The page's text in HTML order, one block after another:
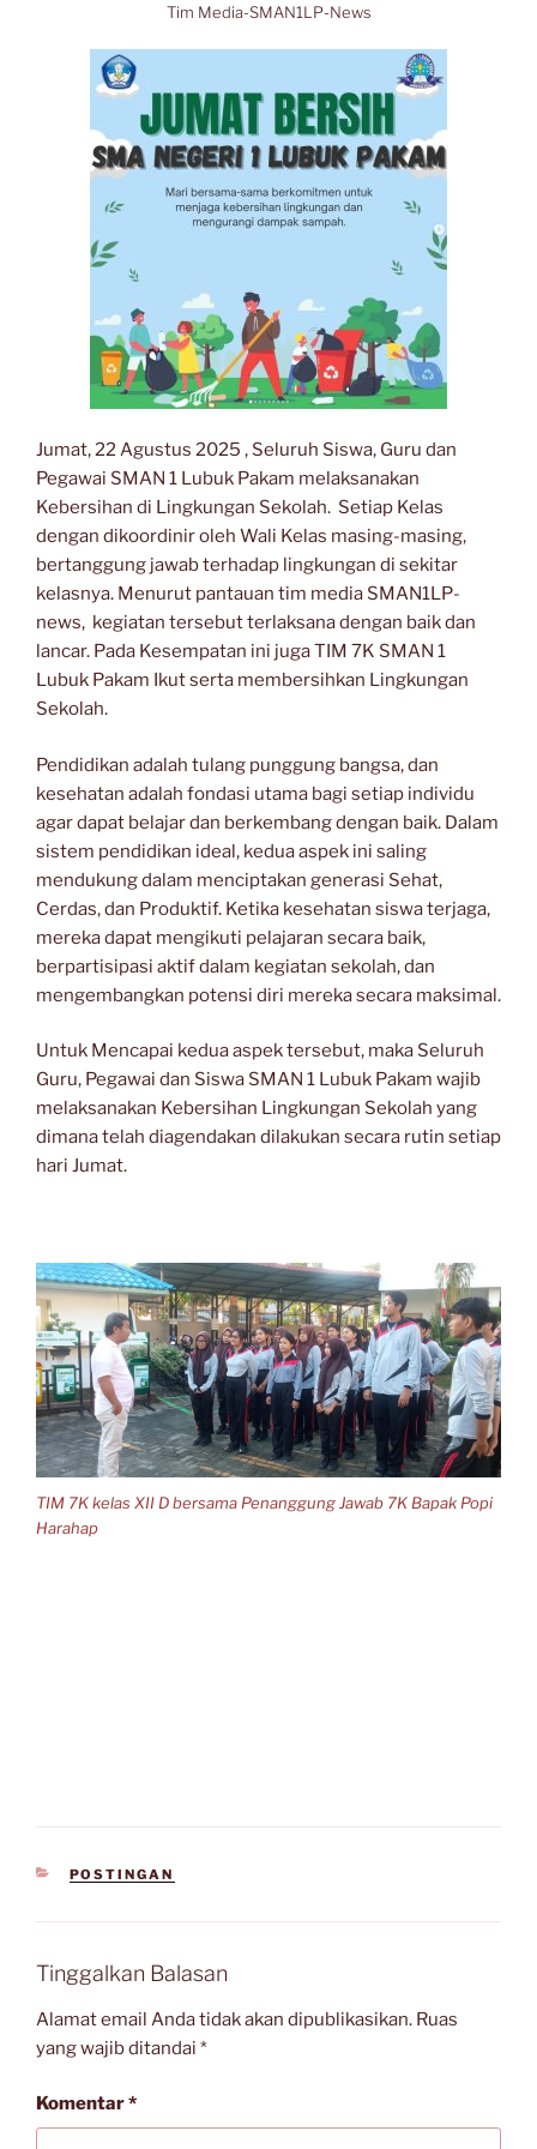
Tim Media-SMAN1LP-News
Jumat, 22 Agustus 2025 , Seluruh Siswa, Guru dan
Pegawai SMAN 1 Lubuk Pakam melaksanakan
Kebersihan di Lingkungan Sekolah. Setiap Kelas
dengan dikoordinir oleh Wali Kelas masing-masing,
bertanggung jawab terhadap lingkungan di sekitar
kelasnya. Menurut pantauan tim media SMAN1LP-
news, kegiatan tersebut terlaksana dengan baik dan
lancar. Pada Kesempatan ini juga TIM 7K SMAN 1
Lubuk Pakam Ikut serta membersihkan Lingkungan
Sekolah.
Pendidikan adalah tulang punggung bangsa, dan
kesehatan adalah fondasi utama bagi setiap individu
agar dapat belajar dan berkembang dengan baik. Dalam
sistem pendidikan ideal, kedua aspek ini saling
mendukung dalam menciptakan generasi Sehat,
Cerdas, dan Produktif. Ketika kesehatan siswa terjaga,
mereka dapat mengikuti pelajaran secara baik,
berpartisipasi aktif dalam kegiatan sekolah, dan
mengembangkan potensi diri mereka secara maksimal.
Untuk Mencapai kedua aspek tersebut, maka Seluruh
Guru, Pegawai dan Siswa SMAN 1 Lubuk Pakam wajib
melaksanakan Kebersihan Lingkungan Sekolah yang
dimana telah diagendakan dilakukan secara rutin setiap
hari Jumat.
TIM 7K kelas XII D bersama Penanggung Jawab 7K Bapak Popi
Harahap
KATEGORI
POSTINGAN
Tinggalkan Balasan
Alamat email Anda tidak akan dipublikasikan. Ruas
yang wajib ditandai *
Komentar*